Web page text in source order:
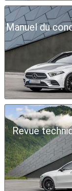
Manuel du
Revue